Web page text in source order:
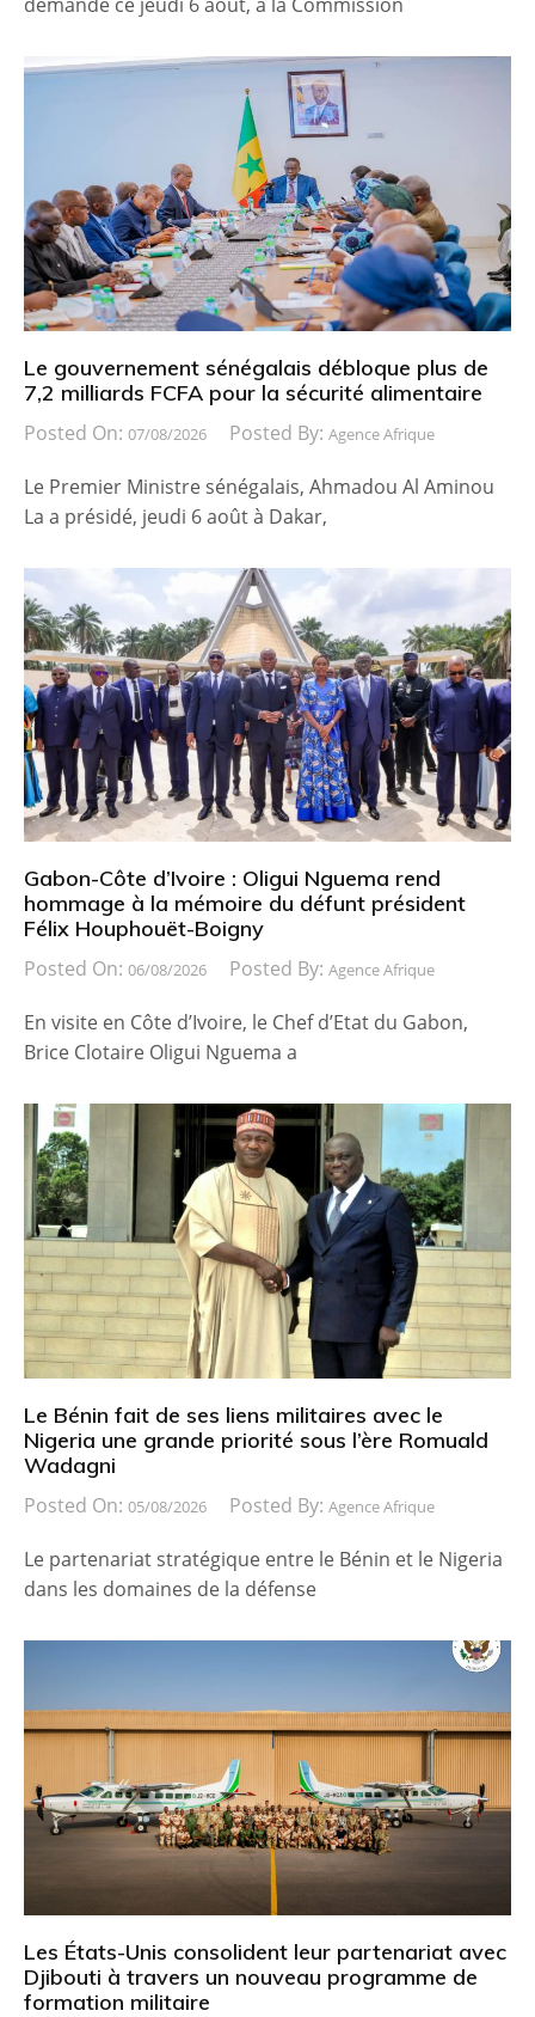
Le gouvernement sénégalais débloque plus de
7,2 milliards FCFA pour la sécurité alimentaire
Posted On: 07/08/2026 Posted By: Agence Afrique
Le Premier Ministre sénégalais, Ahmadou Al Aminou
La a présidé, jeudi 6 août à Dakar,
Gabon-Côte d’Ivoire : Oligui Nguema rend
hommage à la mémoire du défunt président
Félix Houphouët-Boigny
Posted On: 06/08/2026 Posted By: Agence Afrique
En visite en Côte d’Ivoire, le Chef d’Etat du Gabon,
Brice Clotaire Oligui Nguema a
Le Bénin fait de ses liens militaires avec le
Nigeria une grande priorité sous l’ère Romuald
Wadagni
Posted On: 05/08/2026 Posted By: Agence Afrique
Le partenariat stratégique entre le Bénin et le Nigeria
dans les domaines de la défense
Les États-Unis consolident leur partenariat avec
Djibouti à travers un nouveau programme de
formation militaire